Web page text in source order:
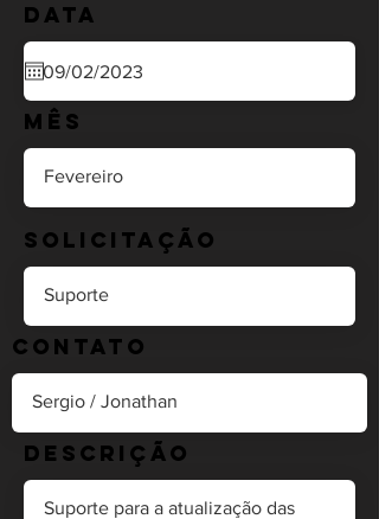
Data
Mês
Solicitação
Contato
Descrição